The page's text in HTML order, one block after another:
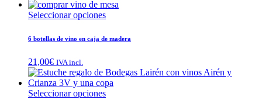
Seleccionar opciones
6 botellas de vino en caja de madera
21,00€ IVA incl.
Seleccionar opciones